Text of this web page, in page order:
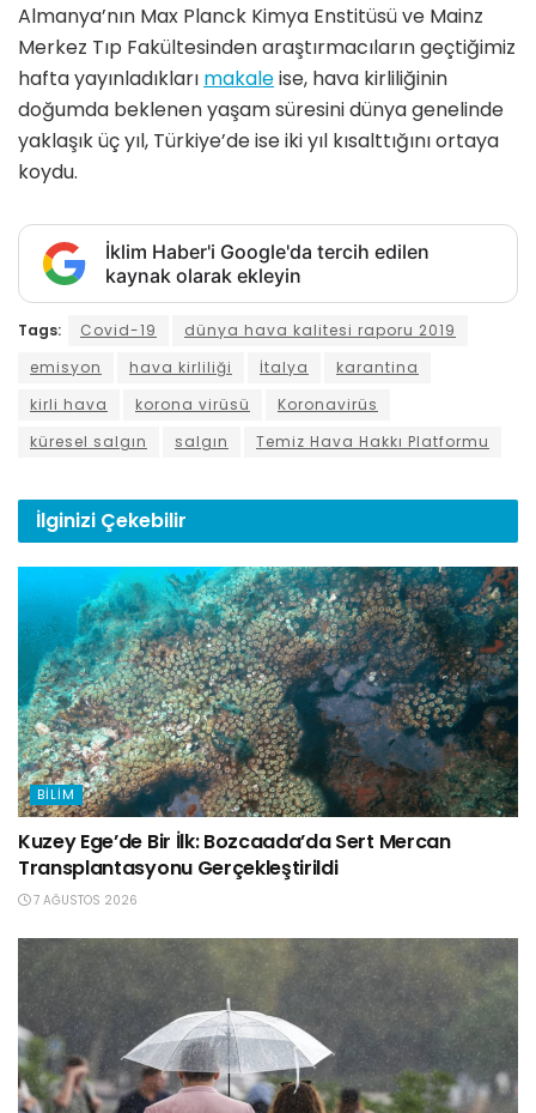
Almanya’nın Max Planck Kimya Enstitüsü ve Mainz
Merkez Tıp Fakültesinden araştırmacıların geçtiğimiz
hafta yayınladıkları makaleise, hava kirliliğinin
doğumda beklenen yaşam süresini dünya genelinde
yaklaşık üç yıl, Türkiye’de ise iki yıl kısalttığını ortaya
koydu.
İklim Haber'i Google'da tercih edilen
kaynak olarak ekleyin
Tags: Covid-19
dünya hava kalitesi raporu 2019
emisyon
hava kirliliği İtalya
karantina
kirli hava
korona virüsü
Koronavirüs
küresel salgın
salgın Temiz Hava Hakkı Platformu
İlginizi Çekebilir
BILIM
Kuzey Ege’de Bir İlk: Bozcaada’da Sert Mercan
Transplantasyonu Gerçekleştirildi
7 AĞUSTOS 2026